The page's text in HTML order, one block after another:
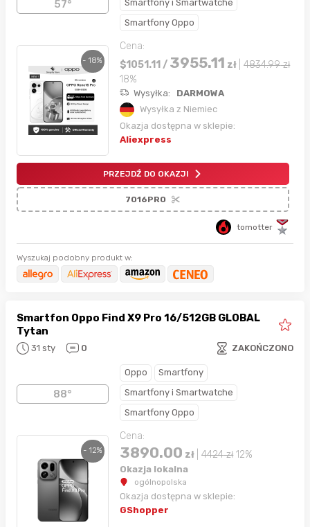
57°
Smartfony i Smartwatche
Smartfony Oppo
- 18%
Cena:
$1051.11 / 3955.11 zł 4834.99zł
18%
Wysyłka:
DARMOWA
Wysyłka z Niemiec
Okazja dostępna w sklepie:
Aliexpress
PRZEJDŹ DO OKAZJI
7O16PRO
tomotter
Wyszukaj podobny produkt w:
Smartfon Oppo Find X9 Pro 16/512GB GLOBAL
Tytan
31 sty 0 ZAKOŃCZONO
88°
Oppo
Smartfony
Smartfony i Smartwatche
Smartfony Oppo
- 12%
Cena:
3890.00 zł 4424zł 12%
Okazja lokalna
ogólnopolska
Okazja dostępna w sklepie:
GShopper